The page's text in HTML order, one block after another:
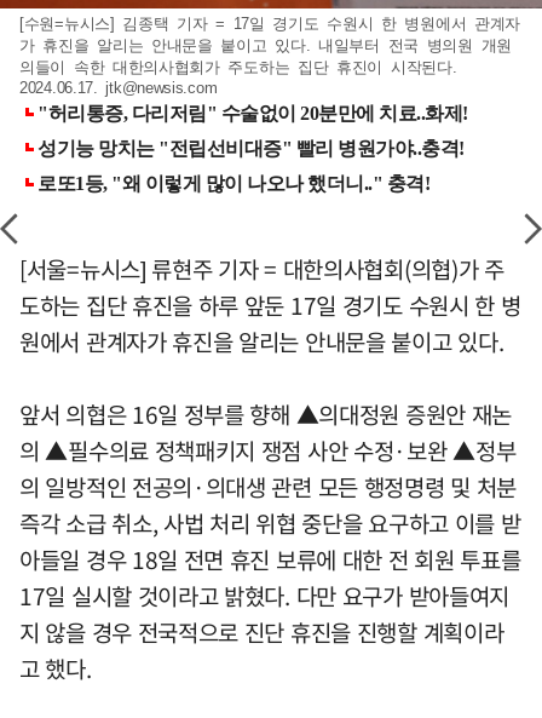
[수원=뉴시스] 김종택 기자 = 17일 경기도 수원시 한 병원에서 관계자
가 휴진을 알리는 안내문을 붙이고 있다. 내일부터 전국 병의원 개원
의들이 속한 대한의사협회가 주도하는 집단 휴진이 시작된다.
2024.06.17. jtk@newsis.com
[서울=뉴시스] 류현주 기자 = 대한의사협회(의협)가 주
도하는 집단 휴진을 하루 앞둔 17일 경기도 수원시 한 병
원에서 관계자가 휴진을 알리는 안내문을 붙이고 있다.
앞서 의협은 16일 정부를 향해 ▲의대정원 증원안 재논
의 ▲필수의료 정책패키지 쟁점 사안 수정·보완 ▲정부
의 일방적인 전공의·의대생 관련 모든 행정명령 및 처분
즉각 소급 취소, 사법 처리 위협 중단을 요구하고 이를 받
아들일 경우 18일 전면 휴진 보류에 대한 전 회원 투표를
17일 실시할 것이라고 밝혔다. 다만 요구가 받아들여지
지 않을 경우 전국적으로 진단 휴진을 진행할 계획이라
고 했다.